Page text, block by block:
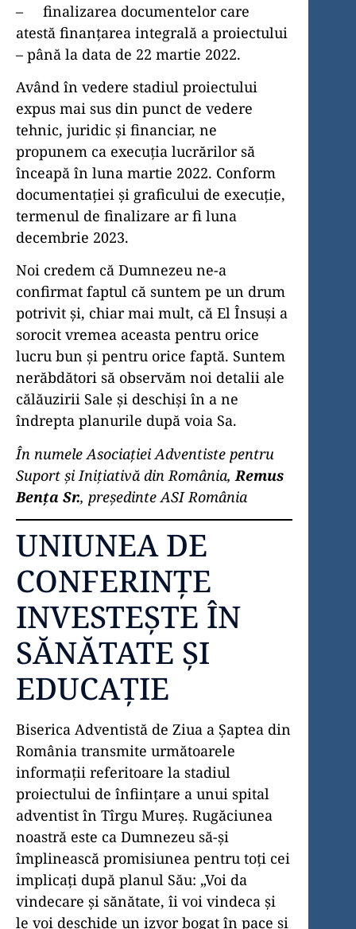
– finalizarea documentelor care
atestă finan­țarea integrală a proiectului
– până la data de 22 martie 2022.
Având în vedere stadiul proiectului
expus mai sus din punct de vedere
tehnic, juridic și financiar, ne
propunem ca execuția lucrărilor să
înceapă în luna martie 2022. Conform
documentației și graficului de execuție,
termenul de finalizare ar fi luna
decembrie 2023.
Noi credem că Dumnezeu ne-a
confirmat faptul că suntem pe un drum
potrivit și, chiar mai mult, că El Însuși a
sorocit vremea aceasta pentru orice
lucru bun și pentru orice faptă. Suntem
nerăbdători să observăm noi detalii ale
călăuzirii Sale și deschiși în a ne
îndrepta planurile după voia Sa.
În numele Asociației Adventiste pentru
Suport și Inițiativă din România, Remus
Bența Sr., președinte ASI România
UNIUNEA DE
CONFERINȚE
INVESTEŞTE ÎN
SĂNĂTATE ŞI
EDUCAȚIE
Biserica Adventistă de Ziua a Șaptea din
România transmite următoarele
informații referitoare la stadiul
proiectului de înființare a unui spital
adventist în Tîrgu Mureș. Rugăciunea
noastră este ca Dumnezeu să-și
împlinească promisiunea pentru toți cei
implicați după planul Său: „Voi da
vindecare şi sănătate, îi voi vindeca şi
le voi deschide un izvor bogat în pace şi